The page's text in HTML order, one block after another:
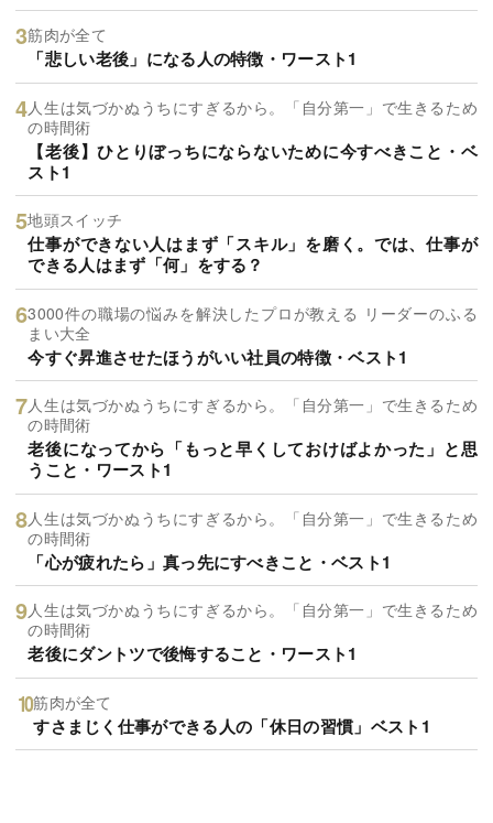
筋肉が全て
「悲しい老後」になる人の特徴・ワースト1
人生は気づかぬうちにすぎるから。「自分第一」で生きるため
の時間術
【老後】ひとりぼっちにならないために今すべきこと・ベ
スト1
地頭スイッチ
仕事ができない人はまず「スキル」を磨く。では、仕事が
できる人はまず「何」をする？
3000件の職場の悩みを解決したプロが教える リーダーのふる
まい大全
今すぐ昇進させたほうがいい社員の特徴・ベスト1
人生は気づかぬうちにすぎるから。「自分第一」で生きるため
の時間術
老後になってから「もっと早くしておけばよかった」と思
うこと・ワースト1
人生は気づかぬうちにすぎるから。「自分第一」で生きるため
の時間術
「心が疲れたら」真っ先にすべきこと・ベスト1
人生は気づかぬうちにすぎるから。「自分第一」で生きるため
の時間術
老後にダントツで後悔すること・ワースト1
筋肉が全て
すさまじく仕事ができる人の「休日の習慣」ベスト1